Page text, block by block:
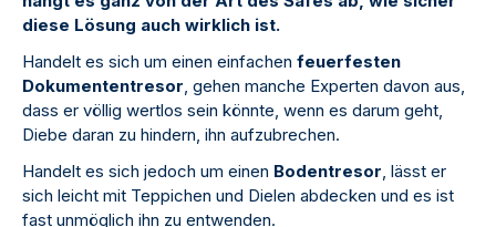
diese Lösung auch wirklich ist.
Handelt es sich um einen einfachen feuerfesten
Dokumententresor, gehen manche Experten davon aus,
dass er völlig wertlos sein könnte, wenn es darum geht,
Diebe daran zu hindern, ihn aufzubrechen.
Handelt es sich jedoch um einen Bodentresor, lässt er
sich leicht mit Teppichen und Dielen abdecken und es ist
fast unmöglich ihn zu entwenden.